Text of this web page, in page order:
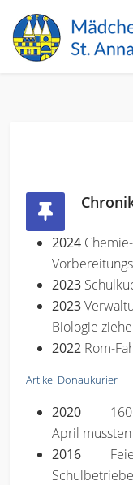
2024
2023
2023
Biologie
2022 Rom-
Artikel Donaukurier
2020
April
2016